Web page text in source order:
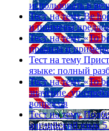
использовать в
Тест на тему Be
и примеры
Тест на тему «To
правила и
Тест на тему
языке: полный
Тест на тему «To
значение,
вопросов
Тест на тему
английский язык 5